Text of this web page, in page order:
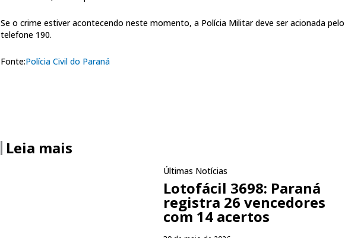
Se o crime estiver acontecendo neste momento, a Polícia Militar deve ser acionada pelo
telefone 190.
Fonte:Polícia Civil do Paraná
Leia mais
Últimas Notícias
Lotofácil 3698: Paraná
registra 26 vencedores
com 14 acertos